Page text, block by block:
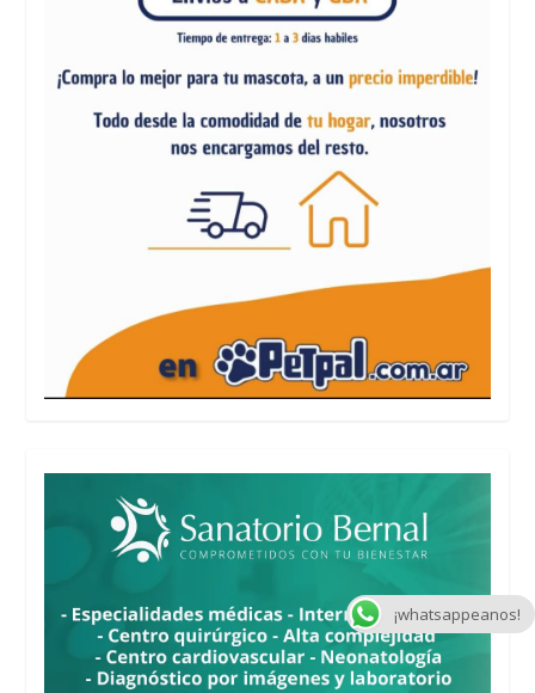
¡whatsappeanos!